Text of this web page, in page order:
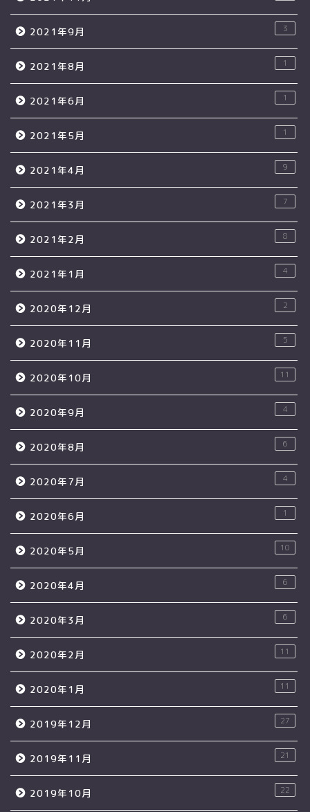
2021年9月 3
2021年8月 1
2021年6月 1
2021年5月 1
2021年4月 9
2021年3月 7
2021年2月 8
2021年1月 4
2020年12月 2
2020年11月 5
2020年10月 11
2020年9月 4
2020年8月 6
2020年7月 4
2020年6月 1
2020年5月 10
2020年4月 6
2020年3月 6
2020年2月 11
2020年1月 11
2019年12月 27
2019年11月 21
2019年10月 22